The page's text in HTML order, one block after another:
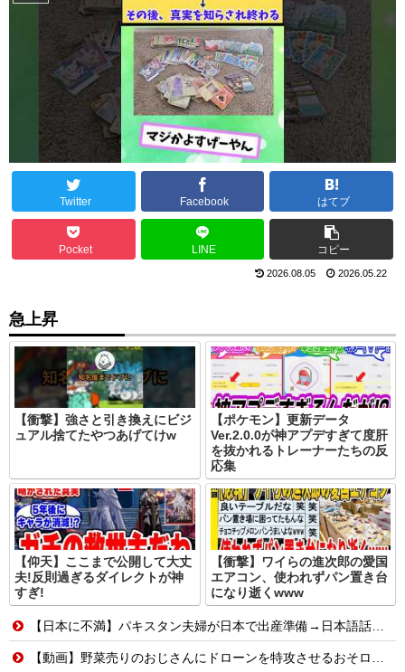
Twitter Facebook はてブ
Pocket LINE コピー
2026.08.05 2026.05.22
急上昇
【衝撃】強さと引き換えにビジ
ュアル捨てたやつあげてけw
【ポケモン】更新データ
Ver.2.0.0が神アプデすぎて度肝
を抜かれるトレーナーたちの反
応集
【仰天】ここまで公開して大丈
夫!反則過ぎるダイレクトが神
すぎ!
【衝撃】ワイらの進次郎の愛国
エアコン、使われずパン置き台
になり逝くwww
【日本に不満】パキスタン夫婦が日本で出産準備→日本語話せないため病院に断られる
【動画】野菜売りのおじさんにドローンを特攻させるおそロシア。